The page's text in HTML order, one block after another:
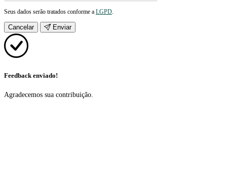
Seus dados serão tratados conforme a LGPD.
Cancelar Enviar
Feedback enviado!
Agradecemos sua contribuição.